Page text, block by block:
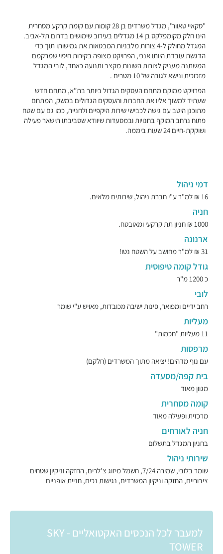
"סקאיי טאוור", מגדל משרדים בן 28 קומות עם קומת קרקע מסחרית
הינו חלק מקומפלקס בן 14 מגדלים בעירוב שימושים בדרום תל-אביב.
המגדל מחולק ל-4 צורות מלבניות המבטאות את גמישותו תוך כדי
הדגשת עובדת היותו אנכי, הפרויקט מצופה בקירות חיפוי שמרקמם
המשתנה מעניק לצורות השונות מקצב ותנועה כאחד, לובי המגדל
מזכוכית ונישא לגובה של 10 מטרים .
הפרויקט ממוקם מתחם העסקים הגדול ביותר בת”א, מתחם חדש
שעתיד למשוך אליו את החברות והעסקים הגדולים במשק, המתחם
מתוכנן היטב עם גישה לכבישי שירות היקפיים ולחנייה, כמו גם עם שטח
פתוח נרחב המוקף בחנויות ובמסעדות שיוודא שסביבתו תישאר פעילה
ושוקקת-חיים 24 שעות ביממה.
דמי ניהול
16 ₪ למ"ר ע"י חברת ניהול, שירותים מלאים.
חניה
1000 ₪ חניון תת קרקעי ומאובטח.
ארנונה
31 ₪ למ"ר מחושב על השטח נטו!
גודל קומה טיפוסית
כ 1200 מ"ר
לובי
רחב ידיים ומפואר, פינות ישיבה מכובדות, מאויש ע"י שומר
מעליות
11 מעליות "חכמות"
מרפסות
עם נוף מדהים! יציאה מתוך המשרדים (חלקם)
בית קפה/מסעדה
מגוון מאוד
קומה מסחרית
מרכזית ופעילה מאוד
חניה לאורחים
בחניון המגדל בתשלום
שירותי ניהול
שומר בלובי, שמירה 7/24, חשמל מיזוג צ'לרים, החזקה וניקיון שטחים
ציבוריים, החזקה וניקיון המשרדים, נגישות נכים, חניית אופניים
למעבר לכל הנכסים האקטואליים - SKY
TOWER